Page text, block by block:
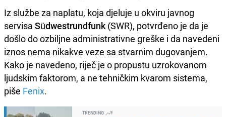
Iz službe za naplatu, koja djeluje u okviru javnog
servisa Südwestrundfunk (SWR), potvrđeno je da je
došlo do ozbiljne administrativne greške i da navedeni
iznos nema nikakve veze sa stvarnim dugovanjem.
Kako je navedeno, riječ je o propustu uzrokovanom
ljudskim faktorom, a ne tehničkim kvarom sistema,
piše Fenix.
TRENDING